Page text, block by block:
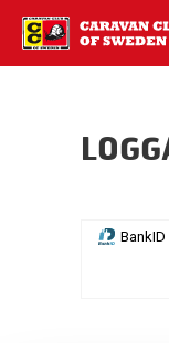
BankID